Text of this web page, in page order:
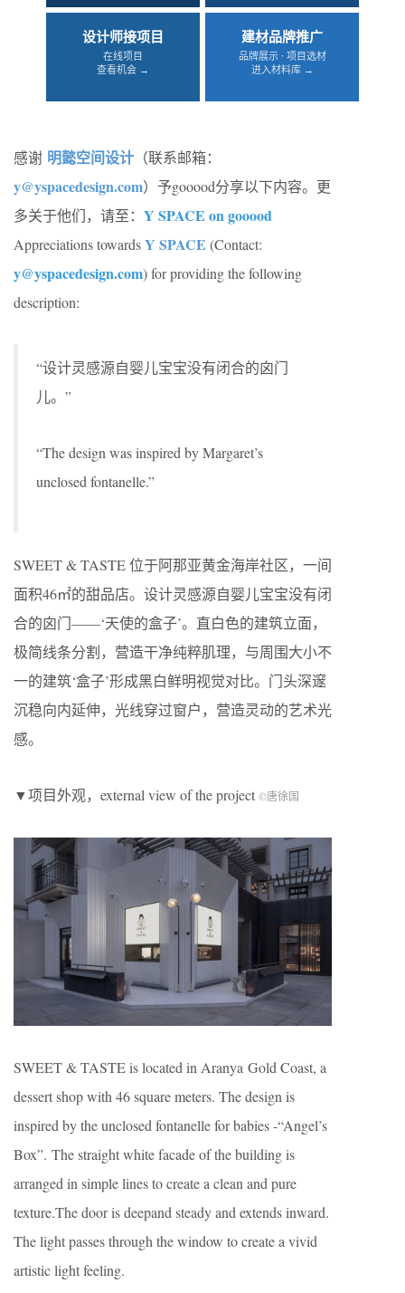
设计师接项目
在线项目
查看机会 →
建材品牌推广
品牌展示 · 项目选材
进入材料库 →
感谢 明懿空间设计 （联系邮箱：
y@yspacedesign.com）予gooood分享以下内容。更
多关于他们，请至： Y SPACE on gooood
Appreciations towardsY SPACE (Contact:
y@yspacedesign.com) for providing the following
description:
“设计灵感源自婴儿宝宝没有闭合的囟门
儿。”
“The design was inspired by Margaret’s
unclosed fontanelle.”
SWEET & TASTE 位于阿那亚黄金海岸社区，一间
面积46㎡的甜品店。设计灵感源自婴儿宝宝没有闭
合的囟门——‘天使的盒子’。直白色的建筑立面，
极简线条分割，营造干净纯粹肌理，与周围大小不
一的建筑‘盒子’形成黑白鲜明视觉对比。门头深邃
沉稳向内延伸，光线穿过窗户，营造灵动的艺术光
感。
▼项目外观，external view of the project ©唐徐国
SWEET & TASTE is located in Aranya Gold Coast, a
dessert shop with 46 square meters. The design is
inspired by the unclosed fontanelle for babies -“Angel’s
Box”. The straight white facade of the building is
arranged in simple lines to create a clean and pure
texture.The door is deepand steady and extends inward.
The light passes through the window to create a vivid
artistic light feeling.